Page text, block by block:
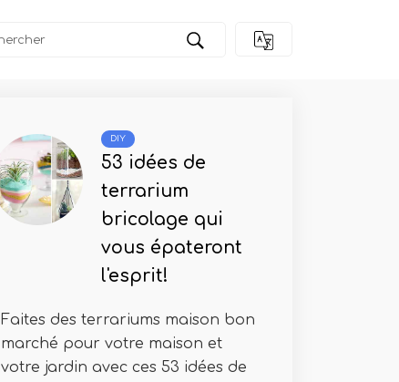
DIY
53 idées de
terrarium
bricolage qui
vous épateront
l'esprit!
Faites des terrariums maison bon
marché pour votre maison et
votre jardin avec ces 53 idées de